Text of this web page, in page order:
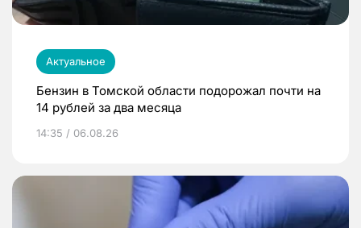
Актуальное
Бензин в Томской области подорожал почти на
14 рублей за два месяца
14:35 / 06.08.26